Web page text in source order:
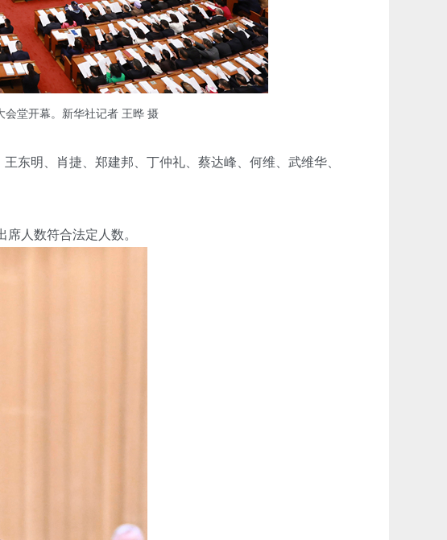
会堂开幕。新华社记者 王晔 摄
明、肖捷、郑建邦、丁仲礼、蔡达峰、何维、武维华、
人数符合法定人数。